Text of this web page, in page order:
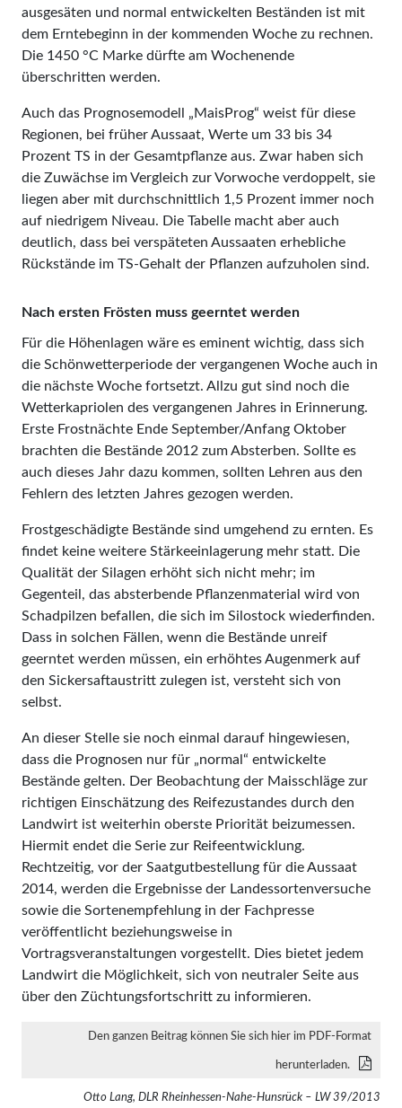
ausgesäten und normal entwickelten Beständen ist mit
dem Erntebeginn in der kommenden Woche zu rechnen.
Die 1450 °C Marke dürfte am Wochenende
überschritten werden.
Auch das Prognosemodell „MaisProg“ weist für diese
Regionen, bei früher Aussaat, Werte um 33 bis 34
Prozent TS in der Gesamtpflanze aus. Zwar haben sich
die Zuwächse im Vergleich zur Vorwoche verdoppelt, sie
liegen aber mit durchschnittlich 1,5 Prozent immer noch
auf niedrigem Niveau. Die Tabelle macht aber auch
deutlich, dass bei verspäteten Aussaaten erhebliche
Rückstände im TS-Gehalt der Pflanzen aufzuholen sind.
Nach ersten Frösten muss geerntet werden
Für die Höhenlagen wäre es eminent wichtig, dass sich
die Schönwetterperiode der vergangenen Woche auch in
die nächste Woche fortsetzt. Allzu gut sind noch die
Wetterkapriolen des vergangenen Jahres in Erinnerung.
Erste Frostnächte Ende September/Anfang Oktober
brachten die Bestände 2012 zum Absterben. Sollte es
auch dieses Jahr dazu kommen, sollten Lehren aus den
Fehlern des letzten Jahres gezogen werden.
Frostgeschädigte Bestände sind umgehend zu ernten. Es
findet keine weitere Stärkeeinlagerung mehr statt. Die
Qualität der Silagen erhöht sich nicht mehr; im
Gegenteil, das absterbende Pflanzenmaterial wird von
Schadpilzen befallen, die sich im Silostock wiederfinden.
Dass in solchen Fällen, wenn die Bestände unreif
geerntet werden müssen, ein erhöhtes Augenmerk auf
den Sickersaftaustritt zulegen ist, versteht sich von
selbst.
An dieser Stelle sie noch einmal darauf hingewiesen,
dass die Prognosen nur für „normal“ entwickelte
Bestände gelten. Der Beobachtung der Maisschläge zur
richtigen Einschätzung des Reifezustandes durch den
Landwirt ist weiterhin oberste Priorität beizumessen.
Hiermit endet die Serie zur Reifeentwicklung.
Rechtzeitig, vor der Saatgutbestellung für die Aussaat
2014, werden die Ergebnisse der Landessortenversuche
sowie die Sortenempfehlung in der Fachpresse
veröffentlicht beziehungsweise in
Vortragsveranstaltungen vorgestellt. Dies bietet jedem
Landwirt die Möglichkeit, sich von neutraler Seite aus
über den Züchtungsfortschritt zu informieren.
Den ganzen Beitrag können Sie sich hier im PDF-Format
herunterladen.
Otto Lang, DLR Rheinhessen-Nahe-Hunsrück – LW 39/2013